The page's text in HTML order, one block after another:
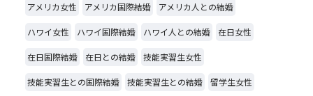
アメリカ女性 アメリカ国際結婚 アメリカ人との結婚
ハワイ女性 ハワイ国際結婚 ハワイ人との結婚 在日女性
在日国際結婚 在日との結婚 技能実習生女性
技能実習生との国際結婚 技能実習生との結婚 留学生女性